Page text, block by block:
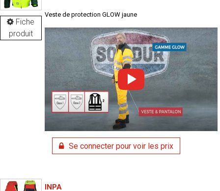
Fiche
produit
Veste de protection GLOW jaune
Se connecter pour voir les prix
INPA